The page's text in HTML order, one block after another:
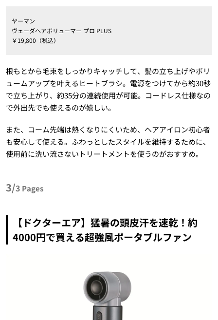
ヤーマン
ヴェーダヘアボリューマー プロ PLUS
￥19,800（税込）
根もとから毛束をしっかりキャッチして、髪の立ち上げやボリ
ュームアップを叶えるヒートブラシ。電源をつけてから約30秒
で立ち上がり、約35分の連続使用が可能。コードレス仕様なの
で外出先でも使えるのが嬉しい。
また、コーム先端は熱くなりにくいため、ヘアアイロン初心者
も安心して使える。ふわっとしたスタイルを維持するために、
使用前に洗い流さないトリートメントを使うのがおすすめ。
3/3 Pages
【ドクターエア】猛暑の頭皮汗を速乾！約
4000円で買える超強風ポータブルファン